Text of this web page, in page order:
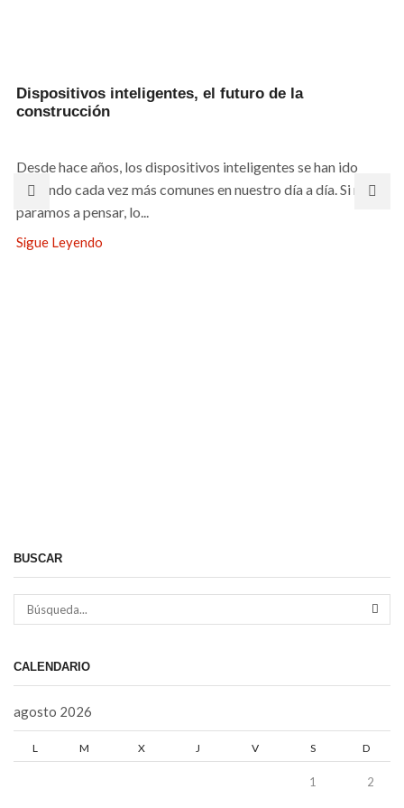
Dispositivos inteligentes, el futuro de la
construcción
Desde hace años, los dispositivos inteligentes se han ido
haciendo cada vez más comunes en nuestro día a día. Si nos
paramos a pensar, lo...
Sigue Leyendo
BUSCAR
CALENDARIO
agosto 2026
L M X J V S D
1 2